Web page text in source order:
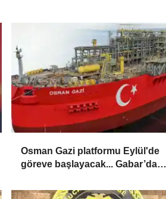
Osman Gazi platformu Eylül'de
göreve başlayacak... Gabar’da
varile ulaştı